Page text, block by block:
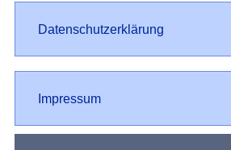
Datenschutz
Datenschutzerklärung
Impressum
Impressum